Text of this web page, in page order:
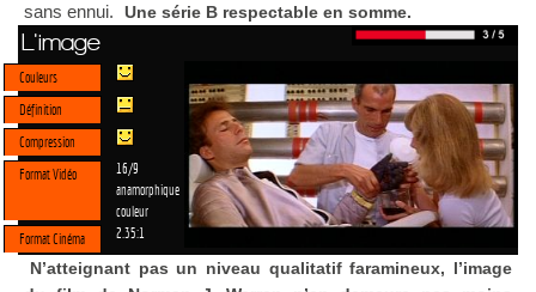
sans ennui.
Une série B respectable en somme.
L'image
Couleurs
Définition
Compression
Format Vidéo
16/9
anamorphique
couleur
Format Cinéma
2.35:1
N’atteignant pas un niveau qualitatif faramineux, l’image